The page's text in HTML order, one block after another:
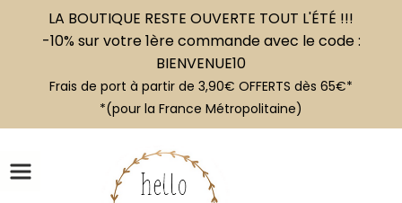
LA BOUTIQUE RESTE OUVERTE TOUT L'ÉTÉ !!!
-10% sur votre 1ère commande avec le code :
BIENVENUE10
Frais de port à partir de 3,90€ OFFERTS dès 65€*
*(pour la France Métropolitaine)